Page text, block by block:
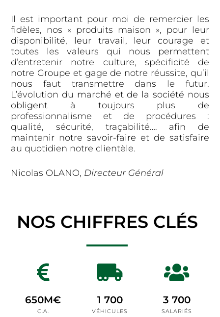
Il est important pour moi de remercier les
fidèles, nos « produits maison », pour leur
disponibilité, leur travail, leur courage et
toutes les valeurs qui nous permettent
d’entretenir notre culture, spécificité de
notre Groupe et gage de notre réussite, qu’il
nous faut transmettre dans le futur.
L’évolution du marché et de la société nous
obligent à toujours plus de
professionnalisme et de procédures :
qualité, sécurité, traçabilité…. afin de
maintenir notre savoir-faire et de satisfaire
au quotidien notre clientèle.
Nicolas OLANO, Directeur Général
NOS CHIFFRES CLÉS
C.A.
650M€
VÉHICULES
1 700
SALARIÉS
3 700